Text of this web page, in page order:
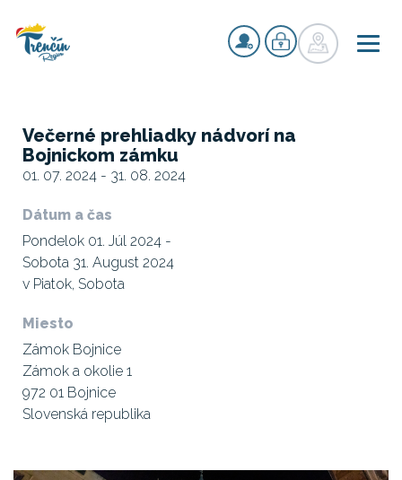
Večerné prehliadky nádvorí na
Bojnickom zámku
01. 07. 2024 - 31. 08. 2024
Dátum a čas
Pondelok 01. Júl 2024 -
Sobota 31. August 2024
v Piatok, Sobota
Miesto
Zámok Bojnice
Zámok a okolie 1
972 01 Bojnice
Slovenská republika